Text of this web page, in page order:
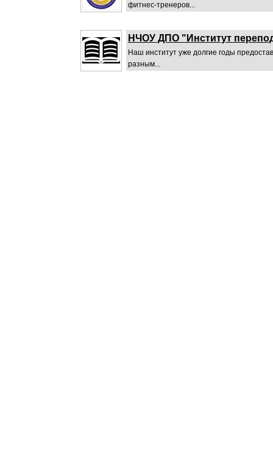
фитнес-тренеров...
НЧОУ ДПО "Институт
Наш институт уже долгие годы
разным...